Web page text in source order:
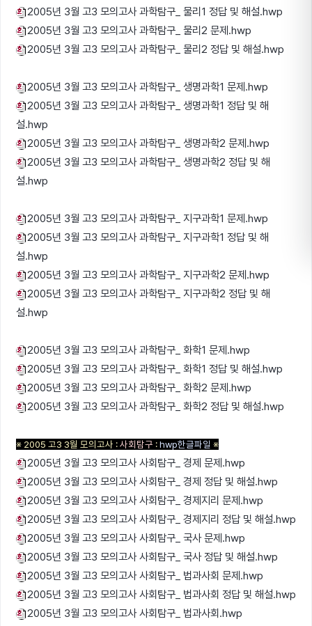
2005년 3월 고3 모의고사 과학탐구_ 물리1 정답 및 해설.hwp
2005년 3월 고3 모의고사 과학탐구_ 물리2 문제.hwp
2005년 3월 고3 모의고사 과학탐구_ 물리2 정답 및 해설.hwp
2005년 3월 고3 모의고사 과학탐구_ 생명과학1 문제.hwp
2005년 3월 고3 모의고사 과학탐구_ 생명과학1 정답 및 해
설.hwp
2005년 3월 고3 모의고사 과학탐구_ 생명과학2 문제.hwp
2005년 3월 고3 모의고사 과학탐구_ 생명과학2 정답 및 해
설.hwp
2005년 3월 고3 모의고사 과학탐구_ 지구과학1 문제.hwp
2005년 3월 고3 모의고사 과학탐구_ 지구과학1 정답 및 해
설.hwp
2005년 3월 고3 모의고사 과학탐구_ 지구과학2 문제.hwp
2005년 3월 고3 모의고사 과학탐구_ 지구과학2 정답 및 해
설.hwp
2005년 3월 고3 모의고사 과학탐구_ 화학1 문제.hwp
2005년 3월 고3 모의고사 과학탐구_ 화학1 정답 및 해설.hwp
2005년 3월 고3 모의고사 과학탐구_ 화학2 문제.hwp
2005년 3월 고3 모의고사 과학탐구_ 화학2 정답 및 해설.hwp
※ 2005 고3 3월 모의고사 :사회탐구 :hwp한글파일 ※
2005년 3월 고3 모의고사 사회탐구_ 경제 문제.hwp
2005년 3월 고3 모의고사 사회탐구_ 경제 정답 및 해설.hwp
2005년 3월 고3 모의고사 사회탐구_ 경제지리 문제.hwp
2005년 3월 고3 모의고사 사회탐구_ 경제지리 정답 및 해설.hwp
2005년 3월 고3 모의고사 사회탐구_ 국사 문제.hwp
2005년 3월 고3 모의고사 사회탐구_ 국사 정답 및 해설.hwp
2005년 3월 고3 모의고사 사회탐구_ 법과사회 문제.hwp
2005년 3월 고3 모의고사 사회탐구_ 법과사회 정답 및 해설.hwp
2005년 3월 고3 모의고사 사회탐구_ 법과사회.hwp